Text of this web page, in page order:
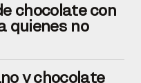
chocolate con
quienes no
y chocolate